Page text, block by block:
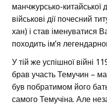
манчжурсько-китайської
військові дії почесний
хан) і став іменуватися
походить ім’я
У тій же успішної війні
брав участь Темучин –
був побратимом його
самого Темучіна. Але